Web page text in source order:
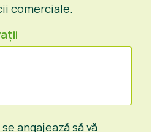
comerciale.
angajează să vă